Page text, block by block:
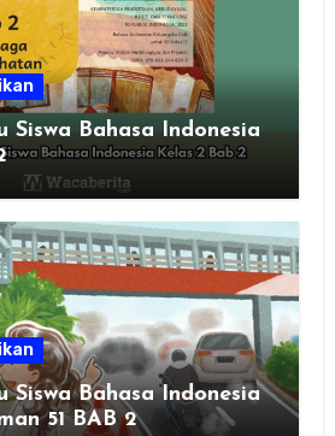
Siswa Bahasa Indonesia
Siswa Bahasa Indonesia
51 BAB 2